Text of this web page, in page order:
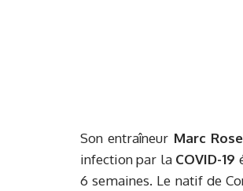
Son entraîneur Marc Rose
infection par la COVID-19
6 semaines. Le natif de